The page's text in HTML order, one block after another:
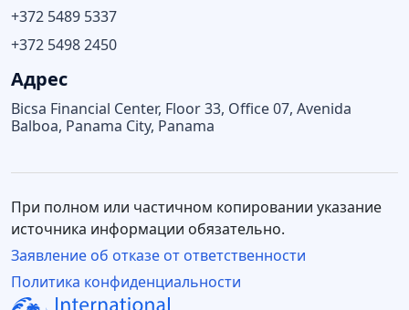
+372 5489 5337
+372 5498 2450
Адрес
Bicsa Financial Center, Floor 33, Office 07, Avenida
Balboa, Panama City, Panama
Политика конфиденциальности
При полном или частичном копировании указание
источника информации обязательно.
Заявление об отказе от ответственности